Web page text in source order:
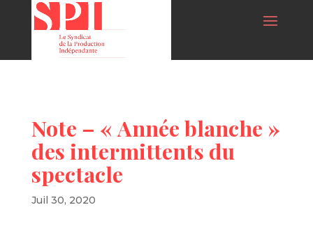
Note – « Année blanche »
des intermittents du
spectacle
Juil 30, 2020